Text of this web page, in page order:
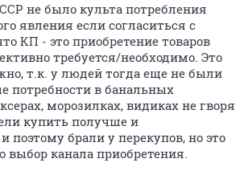
не было культа потребления
явления если согласиться с
КП - это приобретение товаров
требуется/необходимо. Это
т.к. у людей тогда еще не были
потребности в банальных
морозилках, видиках не гворя
купить получше и
поэтому брали у перекупов, но это
выбор канала приобретения.